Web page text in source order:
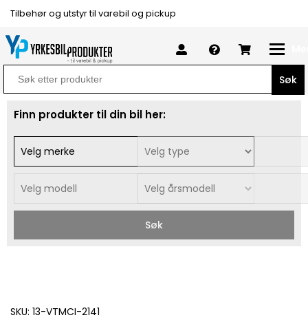
Tilbehør og utstyr til varebil og pickup
Search
for:
Finn produkter til din bil her:
Søk
SKU: 13-VTMCI-2141